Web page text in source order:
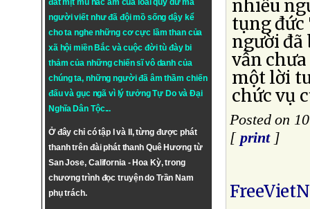
đất mịt mù hắc ám của loài quỷ dữ mà
người viết như đã đội mồ sống dậy kể
cho ta nghe những cơ cực lầm than của
xã hội miền Bắc và cuộc đời tù đày bi
thảm của những chiến sĩ vô danh của
chúng ta, những người đã âm thầm chiến
đấu và gục ngã vì lý tưởngTự DovàĐại
Nghĩa Dân Tộc...
Ở đây chỉ có tập I và II, từng được phát
thanh trên đài phát thanh Quê Hương từ
San Jose, California - Hoa Kỳ, trong
chương trình đọc truyện do Trần Nam
phụ trách.
nhiều
tụng đức
người đã
vẫn
một lời
chức vụ
Posted on
[ print]